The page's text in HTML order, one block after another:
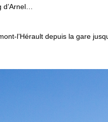
d’Arnel…
l’Hérault depuis la gare